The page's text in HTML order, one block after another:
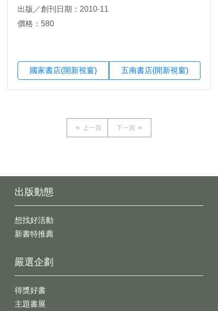
出版／創刊日期：2010-11
價格：580
國家書店(開新視窗) 五南書店(開新視窗)
上一頁 下一頁
出版動態
想找好活動
新書特推薦
嚴選企劃
得獎好書
主題書展